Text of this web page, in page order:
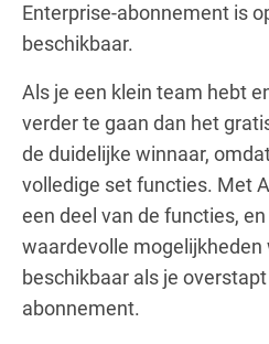
Enterprise-abonnement is
beschikbaar.
Als je een klein team hebt
verder te gaan dan het
de duidelijke winnaar,
volledige set functies. Met
een deel van de functies,
waardevolle mogelijkheden
beschikbaar als je
abonnement.